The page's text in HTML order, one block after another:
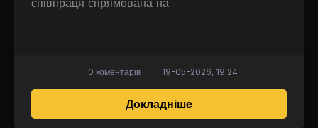
Докладнішепро Грузія
0 коментарів 19-05-2026, 19:24